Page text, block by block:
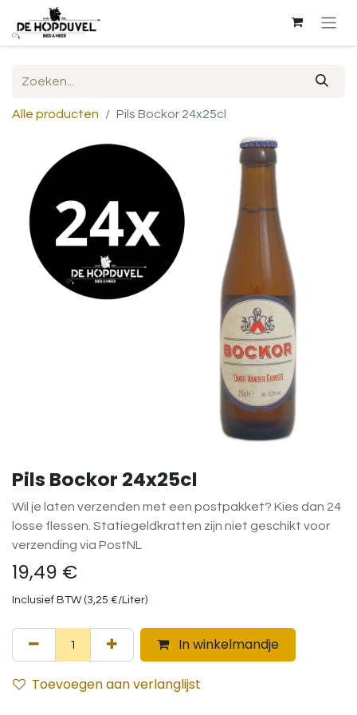
Alle producten Pils Bockor 24x25cl
Pils Bockor 24x25cl
Wil je laten verzenden met een postpakket? Kies dan 24
losse flessen. Statiegeldkratten zijn niet geschikt voor
verzending via PostNL
19,49 €
Inclusief BTW (3,25 €/Liter)
In winkelmandje
Toevoegen aan verlanglijst